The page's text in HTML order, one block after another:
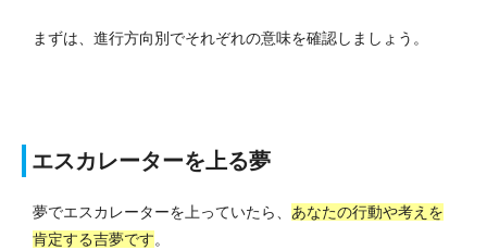
まずは、進行方向別でそれぞれの意味を確認しましょう。
エスカレーターを上る夢
夢でエスカレーターを上っていたら、 あなたの行動や考えを
肯定する吉夢です。